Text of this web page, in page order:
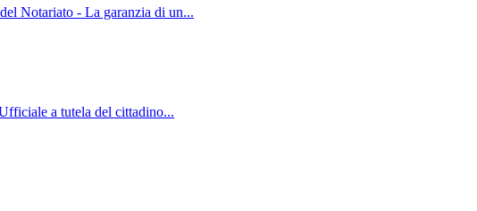
Notariato - La garanzia di un...
a tutela del cittadino...